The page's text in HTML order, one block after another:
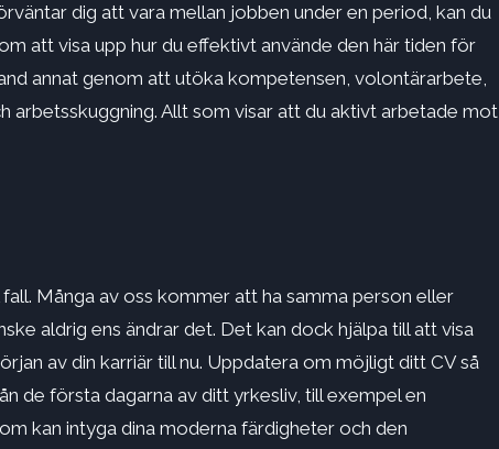
dig att vara mellan jobben under en period, kan du
att visa upp hur du effektivt använde den här tiden för
annat genom att utöka kompetensen, volontärarbete,
arbetsskuggning. Allt som visar att du aktivt arbetade mot
Många av oss kommer att ha samma person eller
aldrig ens ändrar det. Det kan dock hjälpa till att visa
av din karriär till nu. Uppdatera om möjligt ditt CV så
de första dagarna av ditt yrkesliv, till exempel en
kan intyga dina moderna färdigheter och den